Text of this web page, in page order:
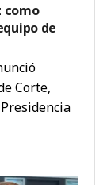
como
de
Corte,